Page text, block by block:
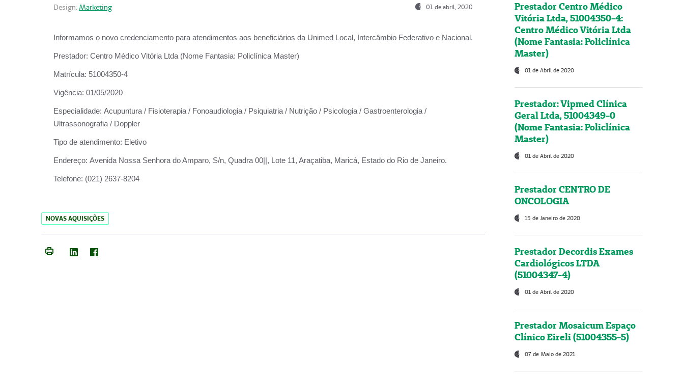
Design: Marketing 01 de abril, 2020
Informamos o novo credenciamento para atendimentos aos beneficiários da Unimed Local, Intercâmbio Federativo e Nacional.
Prestador: Centro Médico Vitória Ltda (Nome Fantasia: Policlínica Master)
Matrícula: 51004350-4
Vigência: 01/05/2020
Especialidade: Acupuntura / Fisioterapia / Fonoaudiologia / Psiquiatria / Nutrição / Psicologia / Gastroenterologia /
Ultrassonografia / Doppler
Tipo de atendimento: Eletivo
Endereço: Avenida Nossa Senhora do Amparo, S/n, Quadra 00||, Lote 11, Araçatiba, Maricá, Estado do Rio de Janeiro.
Telefone: (021) 2637-8204
NOVAS AQUISIÇÕES
Prestador Centro Médico
Vitória Ltda, 51004350-4:
Centro Médico Vitória Ltda
(Nome Fantasia: Policlínica
Master)
01 de Abril de 2020
Prestador: Vipmed Clínica
Geral Ltda, 51004349-0
(Nome Fantasia: Policlínica
Master)
01 de Abril de 2020
Prestador CENTRO DE
ONCOLOGIA
15 de Janeiro de 2020
Prestador Decordis Exames
Cardiológicos LTDA
(51004347-4)
01 de Abril de 2020
Prestador Mosaicum Espaço
Clínico Eireli (51004355-5)
07 de Maio de 2021